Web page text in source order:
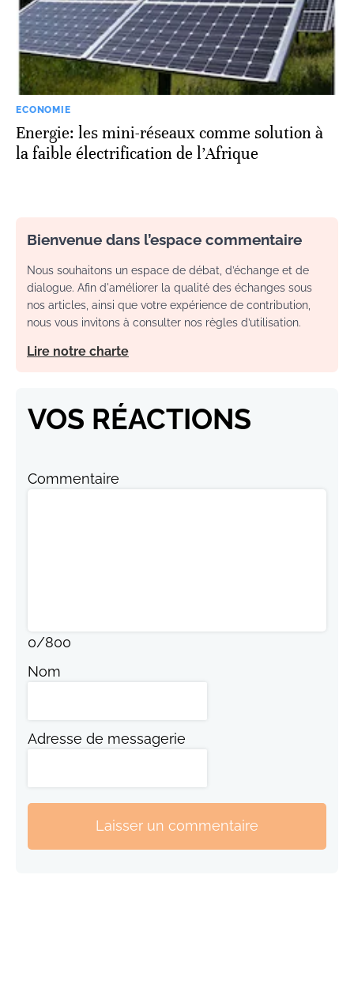
ECONOMIE
Energie: les mini-réseaux comme solution à
la faible électrification de l’Afrique
Bienvenue dans l’espace commentaire
Nous souhaitons un espace de débat, d’échange et de
dialogue. Afin d'améliorer la qualité des échanges sous
nos articles, ainsi que votre expérience de contribution,
nous vous invitons à consulter nos règles d’utilisation.
Lire notre charte
VOS RÉACTIONS
Commentaire
0/800
Nom
Adresse de messagerie
Laisser un commentaire